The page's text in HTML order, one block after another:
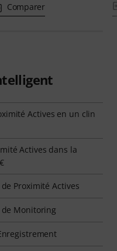
Comparer
Actives en un clin
Actives dans la
Proximité Actives
Monitoring